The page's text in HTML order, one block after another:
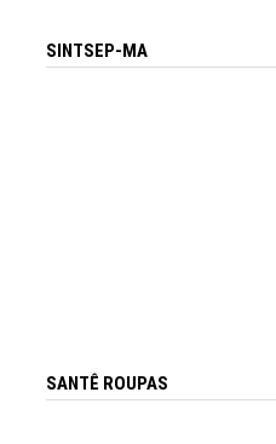
SINTSEP-MA
SANTÊ ROUPAS